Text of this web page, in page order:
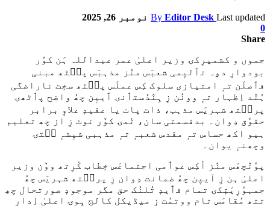
By Editor Desk Last updated
نومبر 26, 2025
0
Share
جموں و کشمیرٕکۍ وزیر اعلیٰ عمر عبداللہ ہَن کوٚر
بودوارِ دۄہ تٲلیٖمی شعبَس منٛز مذہبَس پٮ۪ٹھ مبنی
فٲصلَن تہٕ امتیازی سلوک کِس عملَس پٮ۪ٹھ سخٕت ناراضگی
ہُنٛد اِظہار تہٕ وونُن زِ ہِنٛدُستٲنۍ ٲییٖن چھُ واضح پٲٹھۍ
پرٮ۪تھ شہریَس مذہب، ذات پات یا عقیدٕ علاوٕ برابر
حقوٗق دِوان۔ بدقسمتی سان، تٔمۍ کوٚر نوٹ زِ از چھ تعلیم
ہیو اکھ حساس تہٕ مقدس شعبہٕ تہٕ مذہبی شیٖشہٕ سۭتۍ
وچھنہٕ یوان۔
پوٗنٛچھَس منٛز أکِس عوٲمی اجتماعَس خٕطاب کٔرِتھ ووٚن وزیر
اعلیٰ ہن زِ آییٖن چھُ ضمانت دِوان زِ پرٮ۪تھ شہریَس چھُ
جمہوٗرِیَتٕکۍ تمام فٲیدٕ تُلنُک حق مگر موجودٕ صورتحال چھِ
تتھ مُقامَس تام ووتمُت زِ میڈیکل کالج ہِوۍ اعلیٰ اِدارٕ